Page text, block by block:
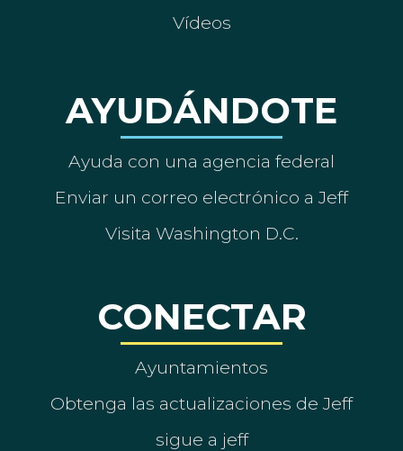
Vídeos
AYUDÁNDOTE
Ayuda con una agencia federal
Enviar un correo electrónico a Jeff
Visita Washington D.C.
CONECTAR
Ayuntamientos
Obtenga las actualizaciones de Jeff
sigue a jeff